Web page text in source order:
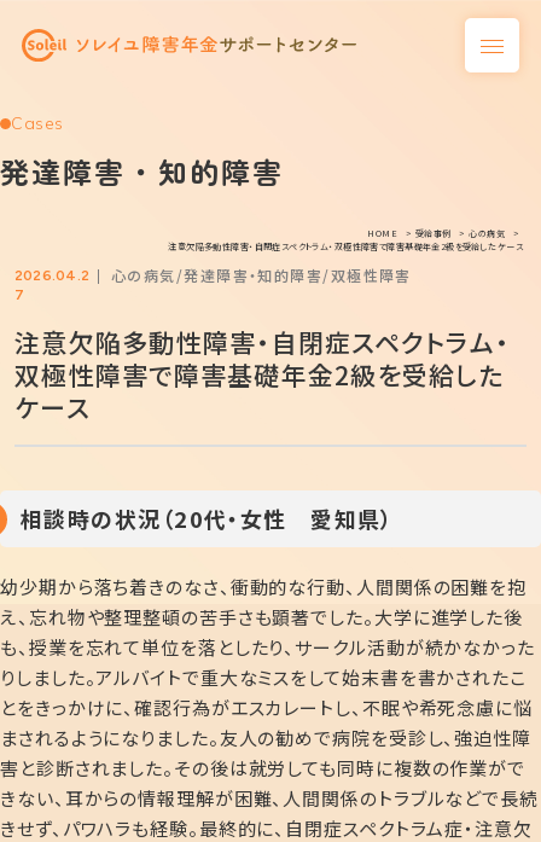
Cases
発達障害・知的障害
HOME 受給事例
心の病気
注意欠陥多動性障害・自閉症スペクトラム・双極性障害で障害基礎年金2級を受給したケース
2026.04.2
7
心の病気 発達障害・知的障害 双極性障害
注意欠陥多動性障害・自閉症スペクトラム・
双極性障害で障害基礎年金2級を受給した
ケース
相談時の状況（20代・女性 愛知県）
幼少期から落ち着きのなさ、衝動的な行動、人間関係の困難を抱
え、忘れ物や整理整頓の苦手さも顕著でした。大学に進学した後
も、授業を忘れて単位を落としたり、サークル活動が続かなかった
りしました。アルバイトで重大なミスをして始末書を書かされたこ
とをきっかけに、確認行為がエスカレートし、不眠や希死念慮に悩
まされるようになりました。友人の勧めで病院を受診し、強迫性障
害と診断されました。その後は就労しても同時に複数の作業がで
きない、耳からの情報理解が困難、人間関係のトラブルなどで長続
きせず、パワハラも経験。最終的に、自閉症スペクトラム症・注意欠